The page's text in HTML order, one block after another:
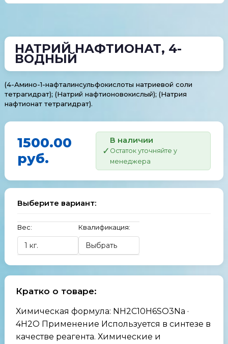
НАТРИЙ НАФТИОНАТ, 4-
ВОДНЫЙ
(4-Амино-1-нафталинсульфокислоты натриевой соли
тетрагидрат); (Натрий нафтионовокислый); (Натрия
нафтионат тетрагидрат).
1500.00
руб.
В наличии
Остаток уточняйте у
менеджера
Выберите вариант:
Вес: Квалификация:
Кратко о товаре:
Химическая формула: NH2C10H6SO3Na ·
4H2O Применение Используется в синтезе в
качестве реагента. Химические и